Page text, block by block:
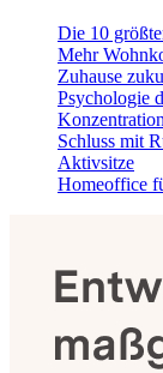
Die 10
Mehr
Zuhause
Psychologie
Schluss mit
Aktivsitze
Homeoffice